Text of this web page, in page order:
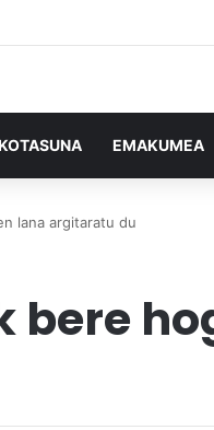
EMAKUMEA
lana argitaratu du
bere